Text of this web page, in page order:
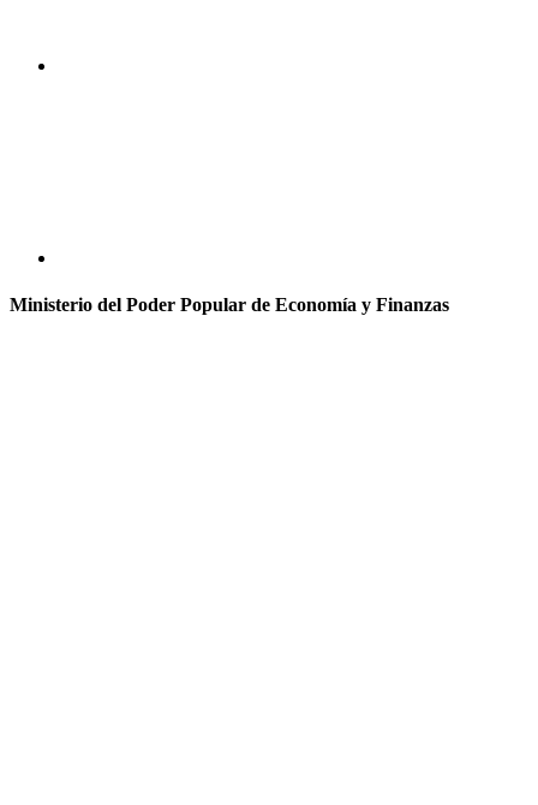
Ministerio del Poder Popular de Economía y Finanzas